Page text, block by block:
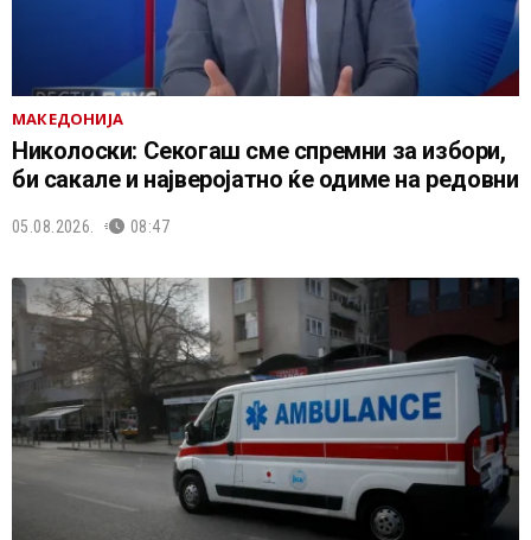
МАКЕДОНИЈА
Николоски: Секогаш сме спремни за избори,
би сакале и најверојатно ќе одиме на редовни
05.08.2026. 08:47